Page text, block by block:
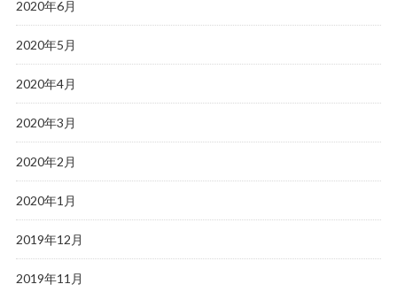
2020年6月
2020年5月
2020年4月
2020年3月
2020年2月
2020年1月
2019年12月
2019年11月